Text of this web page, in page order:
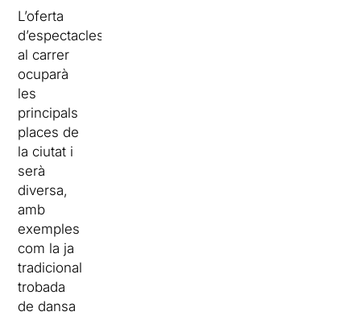
L’oferta
d’espectacles
al carrer
ocuparà
les
principals
places de
la ciutat i
serà
diversa,
amb
exemples
com la ja
tradicional
trobada
de dansa